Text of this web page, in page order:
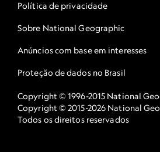
Política de privacidade
Sobre National Geographic
Anúncios com base em interesses
Proteção de dados no Brasil
Copyright © 1996-2015 National
Copyright © 2015-2026 National
Todos os direitos reservados